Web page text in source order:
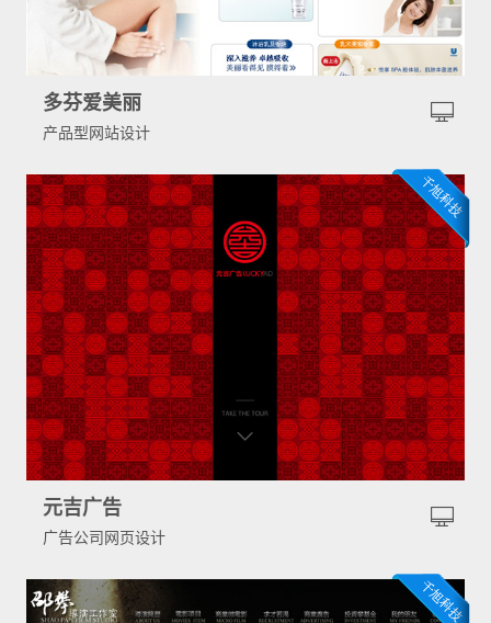
多芬爱美丽
产品型网站设计
元吉广告
广告公司网页设计